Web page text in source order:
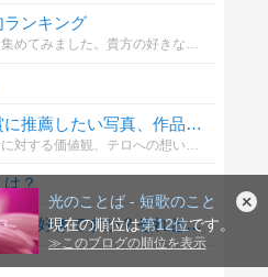
光のことば - 短歌のこと
現在の順位は第12位です。
≫このブログの順位を表示
ンキング
心に響く芭蕉の代表句を集めてみました。貴方の好きな芭蕉句に票を入れてください。
ピューリッツァー賞に推薦したい写真、作品、有田ヨシフ先生の『テロは許せない！』
？
詩が好きですか？小説が好きですか？それとも・・・